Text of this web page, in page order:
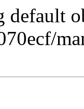
default